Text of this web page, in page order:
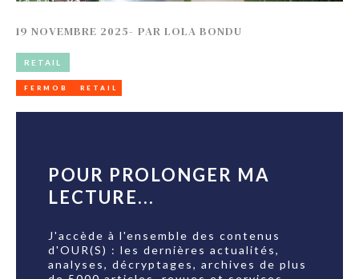
19 NOVEMBRE 2025- PAR LOLA BONDU
RETAIL
FERMOB RETAIL
POUR PROLONGER MA
LECTURE...
J'accède à l'ensemble des contenus
d'OUR(S) : les dernières actualités,
analyses, décryptages, archives de plus